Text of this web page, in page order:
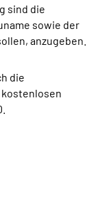
sind die
sowie der
anzugeben.
die